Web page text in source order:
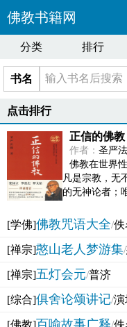
佛教书籍网
分类 排行
书名
点击排行
正信的佛教
作者： 圣严
佛教在世界
凡是宗教，无
的无神论者；
[学佛]佛教咒语大全/佚
[禅宗]憨山老人梦游集/
[禅宗]五灯会元/普济
[综合]俱舍论颂讲记/演
[佛教]百喻故事广释/佚